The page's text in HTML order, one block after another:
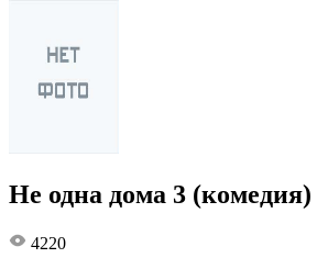
Не одна дома 3 (комедия)
4220